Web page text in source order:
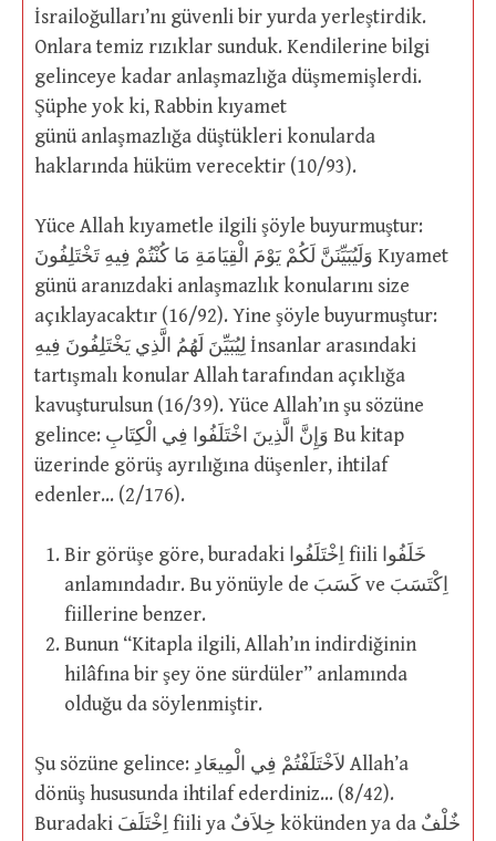
İsrailoğulları’nı güvenli bir yurda yerleştirdik.
Onlara temiz rızıklar sunduk. Kendilerine bilgi
gelinceye kadar anlaşmazlığa düşmemişlerdi.
Şüphe yok ki, Rabbin kıyamet
günü anlaşmazlığa düştükleri konularda
haklarında hüküm verecektir (10/93).
Yüce Allah kıyametle ilgili şöyle buyurmuştur:
وَلَيُبَيِّنَنَّ لَكُمْ يَوْمَ الْقِيَامَةِ مَا كُنْتُمْ فِيهِ تَخْتَلِفُونَ Kıyamet
günü aranızdaki anlaşmazlık konularını size
açıklayacaktır (16/92). Yine şöyle buyurmuştur:
لِيُبَيِّنَ لَهُمُ الَّذِي يَخْتَلِفُونَ فِيهِ İnsanlar arasındaki
tartışmalı konular Allah tarafından açıklığa
kavuşturulsun (16/39). Yüce Allah’ın şu sözüne
gelince: وَإِنَّ الَّذِينَ اخْتَلَفُوا فِي الْكِتَابِ Bu kitap
üzerinde görüş ayrılığına düşenler, ihtilaf
edenler… (2/176).
Bir görüşe göre, buradaki اِخْتَلَفُوا fiili خَلَفُوا
anlamındadır. Bu yönüyle de كَسَبَ ve اِكْتَسَبَ
fiillerine benzer.
Bunun “Kitapla ilgili, Allah’ın indirdiğinin
hilâfına bir şey öne sürdüler” anlamında
olduğu da söylenmiştir.
Şu sözüne gelince: لاَخْتَلَفْتُمْ فِي الْمِيعَادِ Allah’a
dönüş hususunda ihtilaf ederdiniz… (8/42).
Buradaki اِخْتَلَفَ fiili ya خِلاَفٌ kökünden ya da خٌلْفٌ